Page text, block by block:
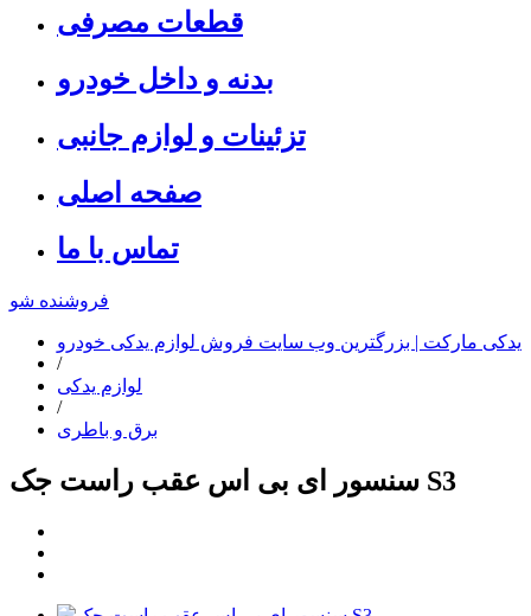
قطعات مصرفی
بدنه و داخل خودرو
تزئینات و لوازم جانبی
صفحه اصلی
تماس با ما
فروشنده شو
یدکی مارکت | بزرگترین وب سایت فروش لوازم یدکی خودرو
/
لوازم یدکی
/
برق و باطری
سنسور ای بی اس عقب راست جک S3